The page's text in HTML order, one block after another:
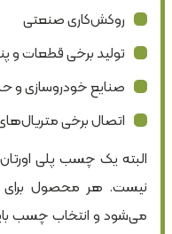
روکش‌کاری صنعتی
تولید برخی قطعات و
صنایع خودروسازی و
اتصال برخی
البته یک چسب پلی اورتان
نیست. هر محصول برای
می‌شود و انتخاب چسب